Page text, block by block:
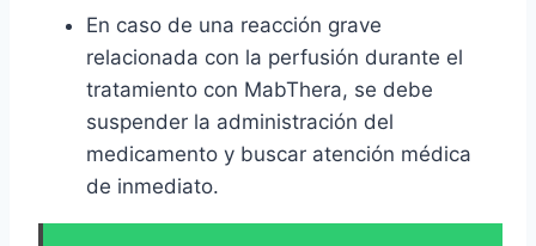
En caso de una reacción grave
relacionada con la perfusión durante el
tratamiento con MabThera, se debe
suspender la administración del
medicamento y buscar atención médica
de inmediato.